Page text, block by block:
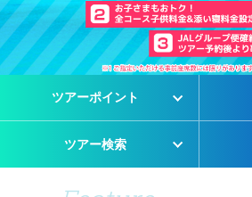
ツアーポイント
ツアー検索